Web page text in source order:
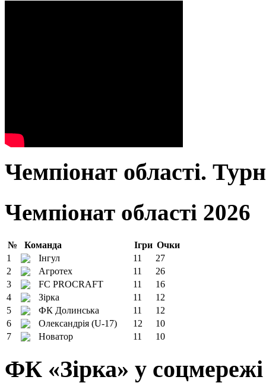
Чемпіонат області.
Чемпіонат області 2026
№ Команда Ігри Очки
1
Інгул 11
27
2
Агротех 11
26
3
FC PROCRAFT 11
16
4
Зірка 11
12
5
ФК Долинська 11
12
6
Олександрія (U-17) 12
10
7
Новатор 11 10
ФК «Зірка» у